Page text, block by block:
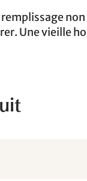
Une vieille